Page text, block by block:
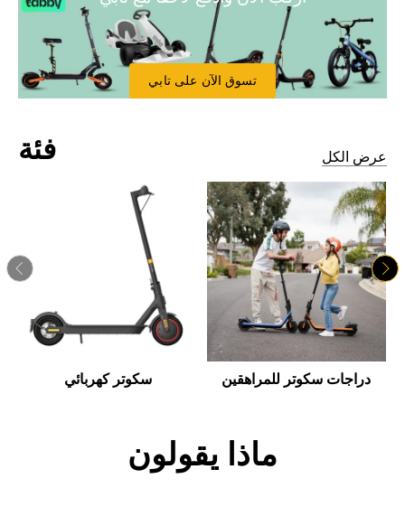
تسوق الآن على تابي
فئة عرض الكل
سكوتر كهربائي دراجات سكوتر للمراهقين
ماذا يقولون